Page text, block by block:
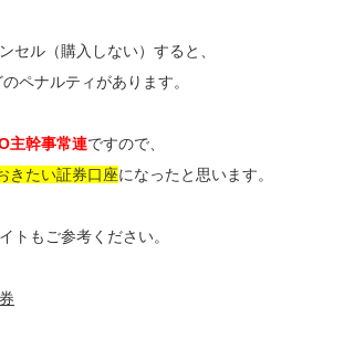
セル（購入しない）すると、
ペナルティがあります。
主幹事常連ですので、
きたい証券口座になったと思います。
トもご参考ください。